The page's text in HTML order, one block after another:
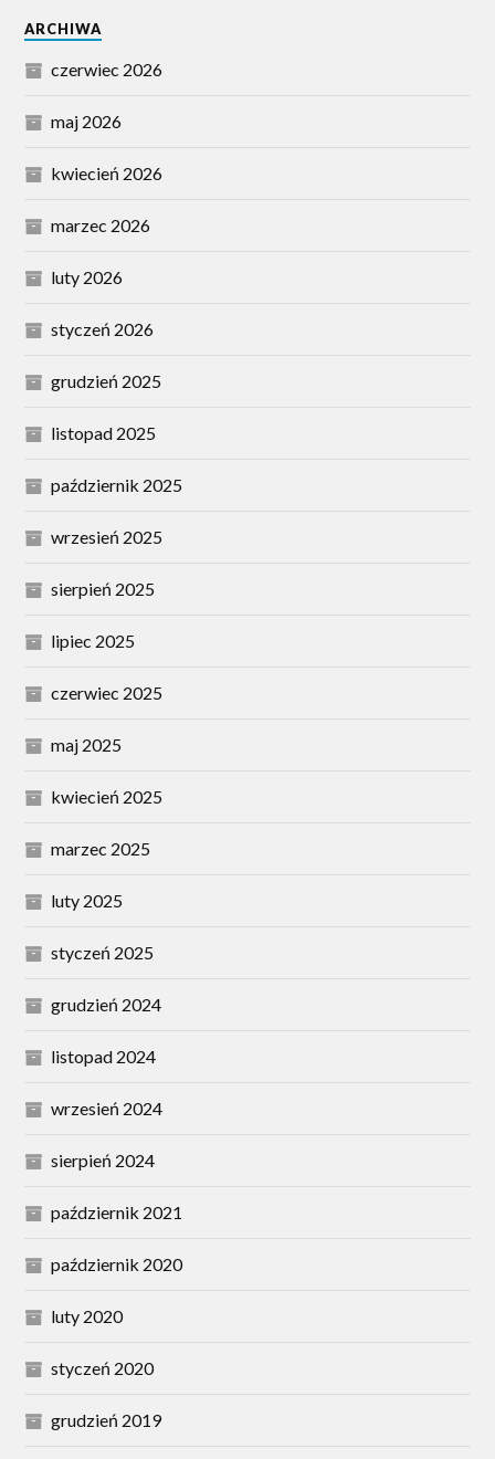
ARCHIWA
czerwiec 2026
maj 2026
kwiecień 2026
marzec 2026
luty 2026
styczeń 2026
grudzień 2025
listopad 2025
październik 2025
wrzesień 2025
sierpień 2025
lipiec 2025
czerwiec 2025
maj 2025
kwiecień 2025
marzec 2025
luty 2025
styczeń 2025
grudzień 2024
listopad 2024
wrzesień 2024
sierpień 2024
październik 2021
październik 2020
luty 2020
styczeń 2020
grudzień 2019